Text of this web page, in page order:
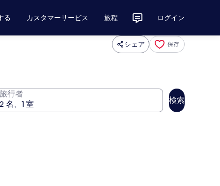
る カスタマーサービス 旅程 ログイン
シェア 保存
行者
検索